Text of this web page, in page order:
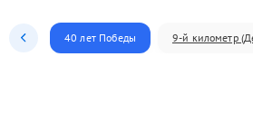
40 лет Победы 9-й километр